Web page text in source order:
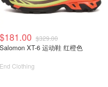
$181.00 $329.00
Salomon XT-6 运动鞋 红橙色
End Clothing